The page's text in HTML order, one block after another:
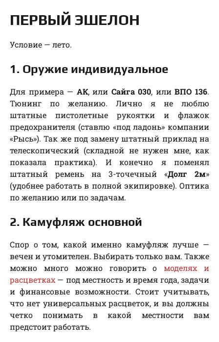
ПЕРВЫЙ ЭШЕЛОН
Условие — лето.
1. Оружие индивидуальное
Для примера — АК, или Сайга 030, илиВПО 136.
Тюнинг по желанию. Лично я не люблю
штатные пистолетные рукоятки и флажок
предохранителя (ставлю «под ладонь» компании
«Рысь»). Так же под замену штатный приклад на
телескопический (складной не нужен мне, как
показала практика). И конечно я поменял
штатный ремень на 3-точечный «Долг 2м»
(удобнее работать в полной экипировке). Оптика
по желанию или по задачам.
2. Камуфляж основной
Спор о том, какой именно камуфляж лучше —
вечен и утомителен. Выбирать только вам. Также
можно много можно говорить омоделях и
расцветках — под местность и время года, задачи
и финансовые возможности. Стоит учитывать,
что нет универсальных расцветок, и вы должны
четко понимать в какой местности вам
предстоит работать.